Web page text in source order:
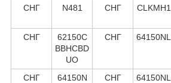
СНГ N481 СНГ CLKMH1
СНГ
62150C
BBHCBD
UO
СНГ 64150NL
СНГ
64150N
СНГ
64150NL